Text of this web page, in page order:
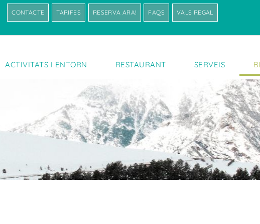
CONTACTE TARIFES RESERVA ARA! FAQS VALS REGAL
ACTIVITATS I ENTORN RESTAURANT SERVEIS